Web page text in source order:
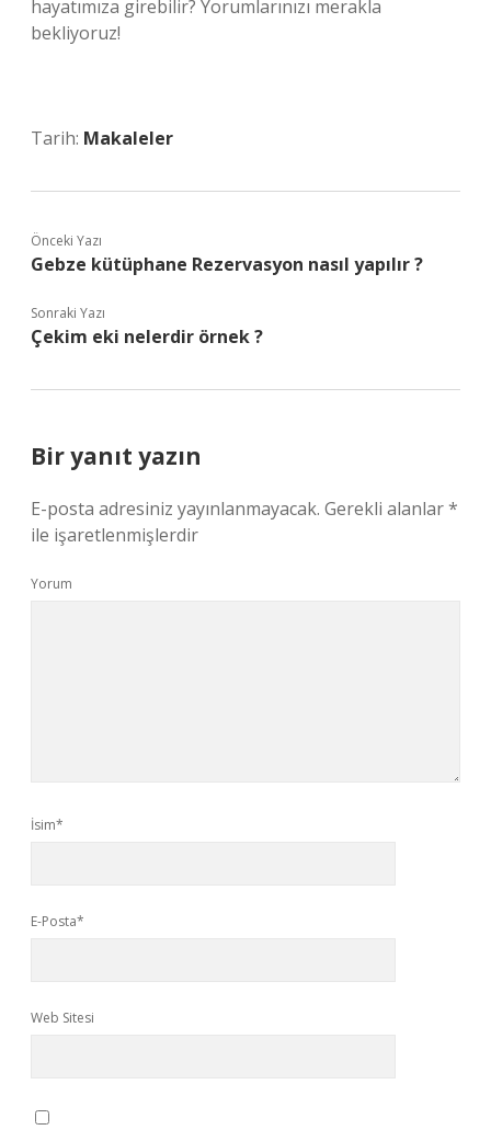
hayatımıza girebilir? Yorumlarınızı merakla
bekliyoruz!
Tarih: Makaleler
Önceki Yazı
Gebze kütüphane Rezervasyon nasıl yapılır ?
Sonraki Yazı
Çekim eki nelerdir örnek ?
Bir yanıt yazın
E-posta adresiniz yayınlanmayacak. Gerekli alanlar*
ile işaretlenmişlerdir
Yorum
İsim*
E-Posta*
Web Sitesi